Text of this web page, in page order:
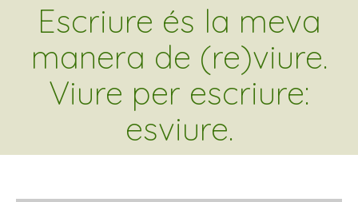
Escriure és la meva
manera de (re)viure.
Viure per escriure:
esviure.